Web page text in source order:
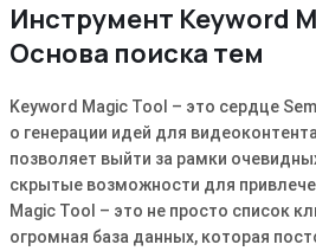
Инструмент Keyword
Основа поиска тем
Keyword Magic Tool – это сердце
о генерации идей для
позволяет выйти за рамки
скрытые возможности для
Magic Tool – это не просто список
огромная база данных, которая